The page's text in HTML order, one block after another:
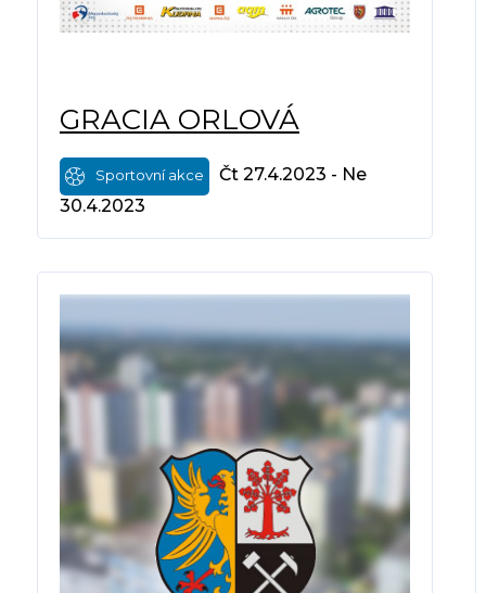
GRACIA ORLOVÁ
Sportovní akce
Čt 27.4.2023 - Ne
30.4.2023